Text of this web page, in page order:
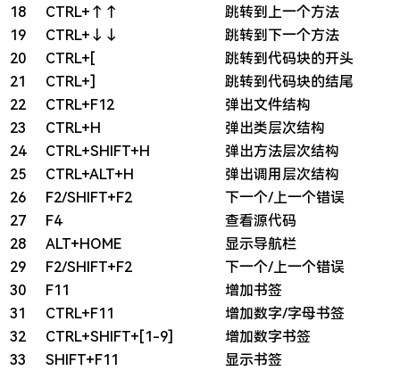
18
CTRL+↑↑
跳转到上一个方法
19
CTRL+↓↓
跳转到下一个方法
20
CTRL+[
跳转到代码块的开头
21
CTRL+]
跳转到代码块的结尾
22
CTRL+F12
弹出文件结构
23
CTRL+H
弹出类层次结构
24
CTRL+SHIFT+H
弹出方法层次结构
25
CTRL+ALT+H
弹出调用层次结构
26
F2/SHIFT+F2
下一个/上一个错误
27
F4
查看源代码
28
ALT+HOME
显示导航栏
29
F2/SHIFT+F2
下一个/上一个错误
30
F11
增加书签
31
CTRL+F11
增加数字/字母书签
32
CTRL+SHIFT+[1-9]
增加数字书签
33
SHIFT+F11 显示书签